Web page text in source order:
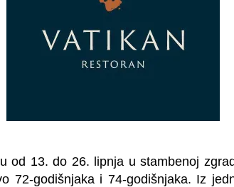
od 13. do 26. lipnja u stambenoj
72-godišnjaka i 74-godišnjaka. Iz